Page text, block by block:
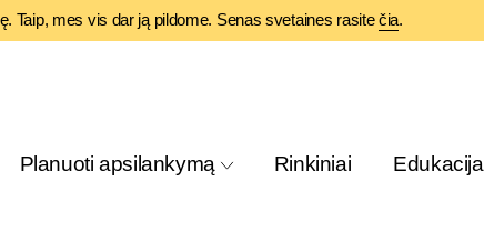
Taip, mes vis dar ją pildome. Senas svetaines rasitečia.
Planuoti apsilankymą Rinkiniai Edukacija